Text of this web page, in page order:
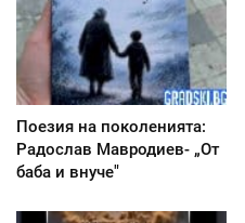
Поезия на поколенията:
Радослав Мавродиев- „От
баба и внуче"